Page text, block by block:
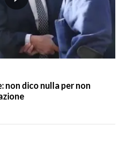
non dico nulla per non